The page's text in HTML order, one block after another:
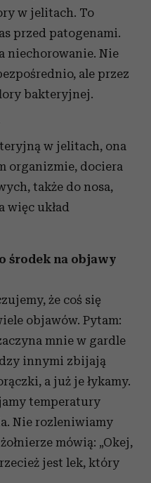
w jelitach. To
przed patogenami.
niechorowanie. Nie
ale przez
bakteryjnej.
w jelitach, ona
organizmie, dociera
także do nosa,
więc układ
środek na objawy
że coś się
objawów. Pytam:
mnie w gardle
innymi zbijają
a już je łykamy.
temperatury
Nie rozleniwiamy
mówią: „Okej,
jest lek, który